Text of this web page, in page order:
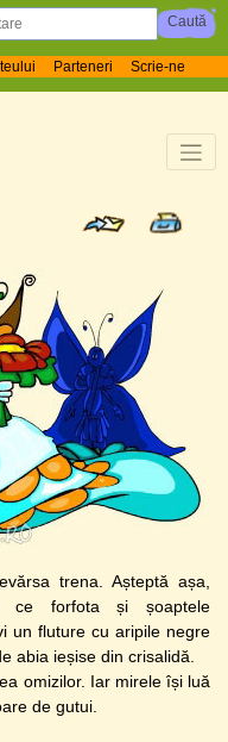
Parteneri Scrie-ne
trena. Așteptă așa,
ce forfota și șoaptele
un fluture cu aripile negre
abia ieșise din crisalidă.
Iar mirele își luă
de gutui.